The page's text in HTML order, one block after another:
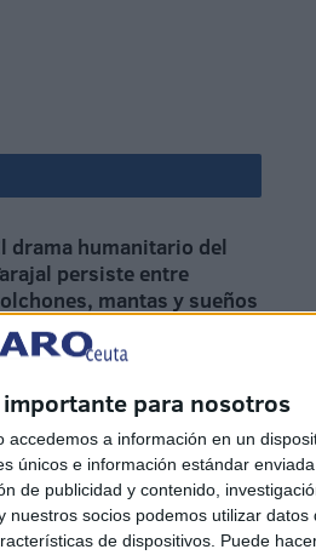
para nosotros
accedemos a información en un
únicos e información estándar
de publicidad y contenido,
nuestros socios podemos utilizar datos
de dispositivos. Puede
drama humanitario del
persiste entre
mantas y sueños
HACE 21 MINUTOS
filiación de menores
con un grupo de
marroquíes
HACE 1 HORA